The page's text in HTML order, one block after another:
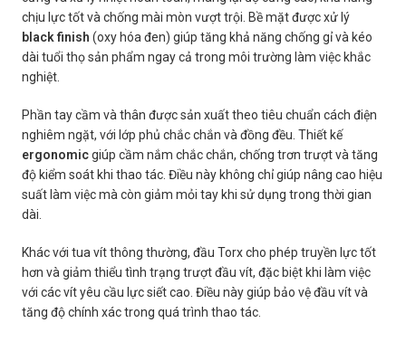
chịu lực tốt và chống mài mòn vượt trội. Bề mặt được xử lý
black finish (oxy hóa đen) giúp tăng khả năng chống gỉ và kéo
dài tuổi thọ sản phẩm ngay cả trong môi trường làm việc khắc
nghiệt.
Phần tay cầm và thân được sản xuất theo tiêu chuẩn cách điện
nghiêm ngặt, với lớp phủ chắc chắn và đồng đều. Thiết kế
ergonomicgiúp cầm nắm chắc chắn, chống trơn trượt và tăng
độ kiểm soát khi thao tác. Điều này không chỉ giúp nâng cao hiệu
suất làm việc mà còn giảm mỏi tay khi sử dụng trong thời gian
dài.
Khác với tua vít thông thường, đầu Torx cho phép truyền lực tốt
hơn và giảm thiểu tình trạng trượt đầu vít, đặc biệt khi làm việc
với các vít yêu cầu lực siết cao. Điều này giúp bảo vệ đầu vít và
tăng độ chính xác trong quá trình thao tác.